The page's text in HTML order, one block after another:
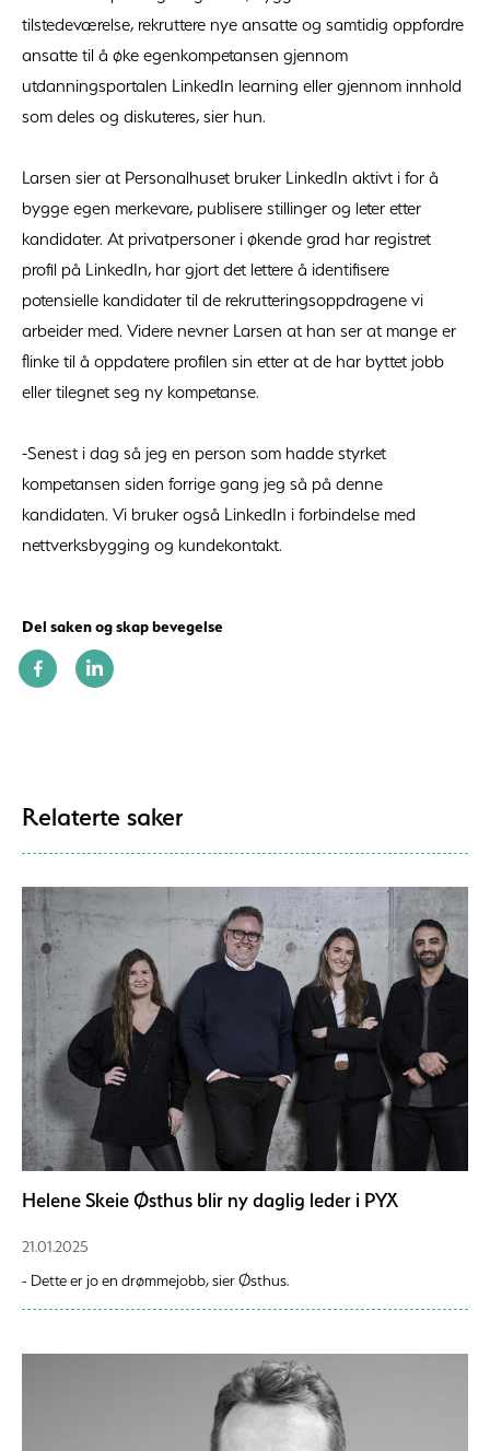
tilstedeværelse, rekruttere nye ansatte og samtidig oppfordre
ansatte til å øke egenkompetansen gjennom
utdanningsportalen LinkedIn learning eller gjennom innhold
som deles og diskuteres, sier hun.
Larsen sier at Personalhuset bruker LinkedIn aktivt i for å
bygge egen merkevare, publisere stillinger og leter etter
kandidater. At privatpersoner i økende grad har registret
profil på LinkedIn, har gjort det lettere å identifisere
potensielle kandidater til de rekrutteringsoppdragene vi
arbeider med. Videre nevner Larsen at han ser at mange er
flinke til å oppdatere profilen sin etter at de har byttet jobb
eller tilegnet seg ny kompetanse.
-Senest i dag så jeg en person som hadde styrket
kompetansen siden forrige gang jeg så på denne
kandidaten. Vi bruker også LinkedIn i forbindelse med
nettverksbygging og kundekontakt.
Del saken og skap bevegelse
Relaterte saker
Helene Skeie Østhus blir ny daglig leder i PYX
21.01.2025
- Dette er jo en drømmejobb, sier Østhus.